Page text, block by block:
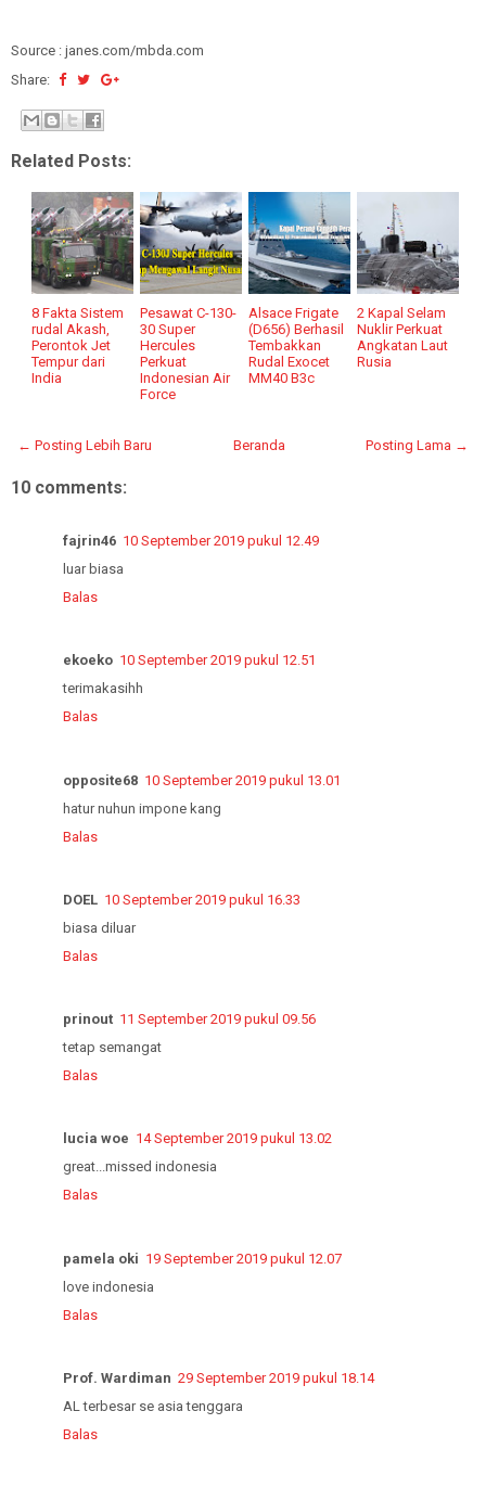
Source : janes.com/mbda.com
Share:
Related Posts:
8 Fakta Sistem
rudal Akash,
Perontok Jet
Tempur dari
India
Pesawat C-130-
30 Super
Hercules
Perkuat
Indonesian Air
Force
Alsace Frigate
(D656) Berhasil
Tembakkan
Rudal Exocet
MM40 B3c
2 Kapal Selam
Nuklir Perkuat
Angkatan Laut
Rusia
← Posting Lebih Baru Posting Lama →
Beranda
10 comments:
fajrin46 10 September 2019 pukul 12.49
luar biasa
Balas
ekoeko 10 September 2019 pukul 12.51
terimakasihh
Balas
opposite68 10 September 2019 pukul 13.01
hatur nuhun impone kang
Balas
DOEL 10 September 2019 pukul 16.33
biasa diluar
Balas
prinout 11 September 2019 pukul 09.56
tetap semangat
Balas
lucia woe 14 September 2019 pukul 13.02
great...missed indonesia
Balas
pamela oki 19 September 2019 pukul 12.07
love indonesia
Balas
Prof. Wardiman 29 September 2019 pukul 18.14
AL terbesar se asia tenggara
Balas